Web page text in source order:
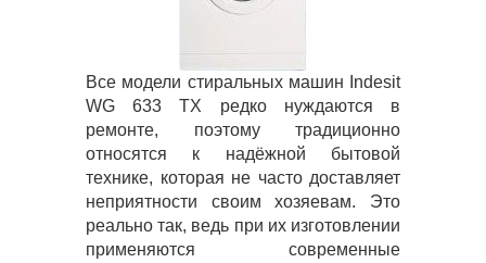
Все модели стиральных машин Indesit
WG 633 TX редко нуждаются в
ремонте, поэтому традиционно
относятся к надёжной бытовой
технике, которая не часто доставляет
неприятности своим хозяевам. Это
реально так, ведь при их изготовлении
применяются современные